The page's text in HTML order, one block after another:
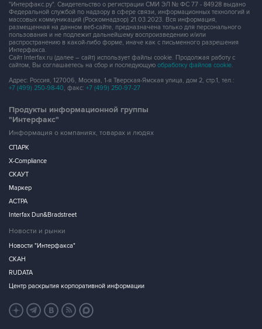
"Интерфакс.ру". Свидетельство о регистрации СМИ ЭЛ № ФС 77 - 84928 выдано
Федеральной службой по надзору в сфере связи, информационных технологий и
массовых коммуникаций (Роскомнадзор) 21.03.2023. Вся информация,
размещенная на данном веб-сайте, предназначена только для персонального
пользования и не подлежит дальнейшему воспроизведению и/или
распространению в какой-либо форме, иначе как с письменного разрешения
Интерфакса.
Сайт Interfax.ru (далее – сайт) использует файлы cookie. Продолжая работу с
сайтом, Вы соглашаетесь на сбор и последующую обработку файлов cookie.
Адрес: Россия, 127006, Москва, 1-я Тверская-Ямская улица, дом 2, стр.1, тел.:
+7 (499) 250-98-40, факс: +7 (499) 250-97-27
Продукты информационной группы
"Интерфакс"
Информация о компаниях, товарах и людях
СПАРК
X-Compliance
СКАУТ
Маркер
АСТРА
Interfax Dun&Bradstreet
Новости и рынки
Новости "Интерфакса"
СКАН
RUDATA
Центр раскрытия корпоративной информации